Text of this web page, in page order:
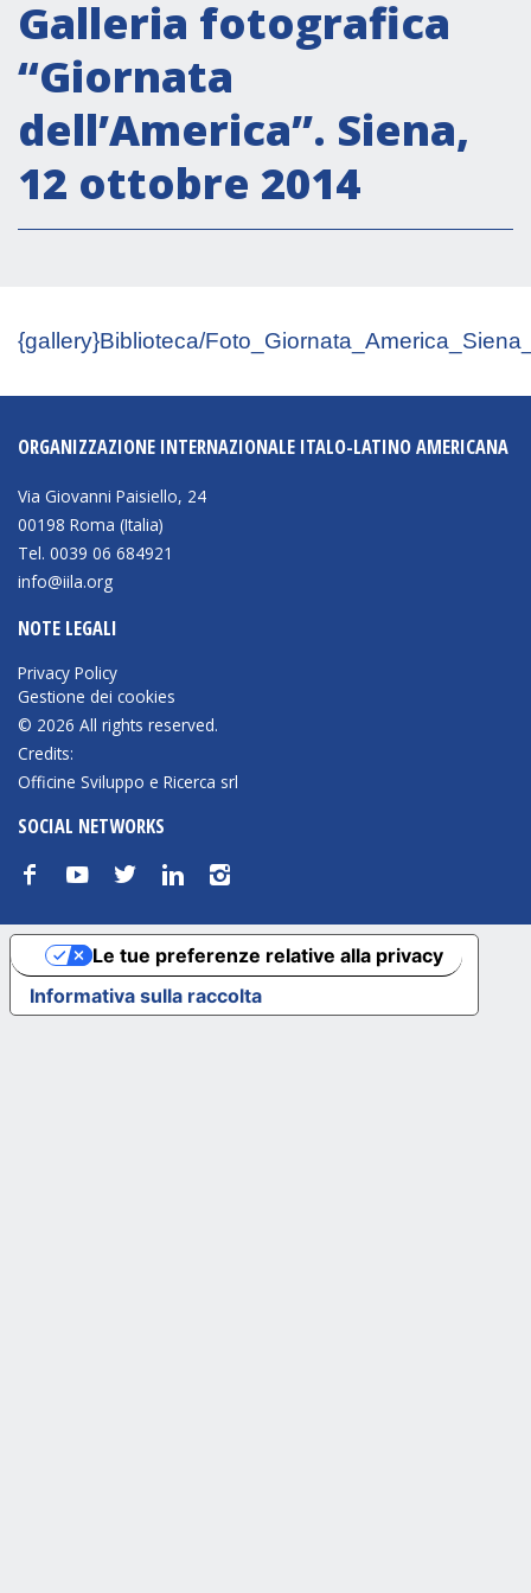
Segreteria Culturale
Segreteria Socio-economica
Segreteria Tecnico scientifica
Forum PMI
Partnership
COOPERAZIONE
Patrimonio culturale
Empowerment socio- economico
Giustizia e Sicurezza
EUROsociAL
EL PAcCTO
EUROFRONT
COPOLAD III
MEDIA
Foto
Video
Galleria fotografica
“Giornata
dell’America”. Siena,
12 ottobre 2014
{gallery}Biblioteca/
ORGANIZZAZIONE INTERNAZIONALE ITALO-LATINO AMERICANA
Via Giovanni Paisiello, 24
00198 Roma (Italia)
Tel. 0039 06 684921
info@iila.org
NOTE LEGALI
Privacy Policy
Gestione dei cookies
© 2026 All rights reserved.
Credits:
Officine Sviluppo e Ricerca srl
SOCIAL NETWORKS
f y t n i
Informativa sulla raccolta
Le tue preferenze relative alla privacy